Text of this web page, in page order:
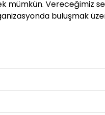
mümkün. Vereceğimiz
buluşmak